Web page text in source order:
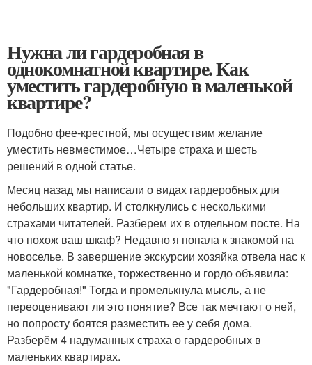
Нужна ли гардеробная в
однокомнатной квартире. Как
уместить гардеробную в маленькой
квартире?
Подобно фее-крестной, мы осуществим желание
уместить невместимое…Четыре страха и шесть
решений в одной статье.
Месяц назад мы написали о видах гардеробных для
небольших квартир. И столкнулись с несколькими
страхами читателей. Разберем их в отдельном посте. На
что похож ваш шкаф? Недавно я попала к знакомой на
новоселье. В завершение экскурсии хозяйка отвела нас к
маленькой комнатке, торжественно и гордо объявила:
"Гардеробная!" Тогда и промелькнула мысль, а не
переоценивают ли это понятие? Все так мечтают о ней,
но попросту боятся разместить ее у себя дома.
Разберём 4 надуманных страха о гардеробных в
маленьких квартирах.